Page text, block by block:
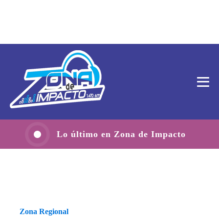
Lo último en Zona de Impacto
Zona Regional